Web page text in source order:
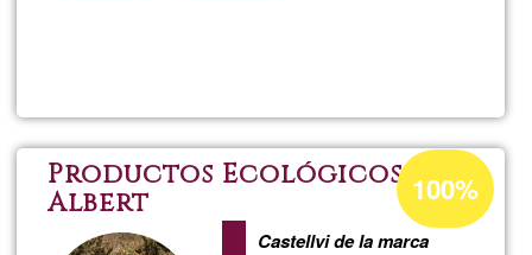
de
Productos Ecológicos
Albert
Castellvi de la marca
Acceptance
percentage
of
100%